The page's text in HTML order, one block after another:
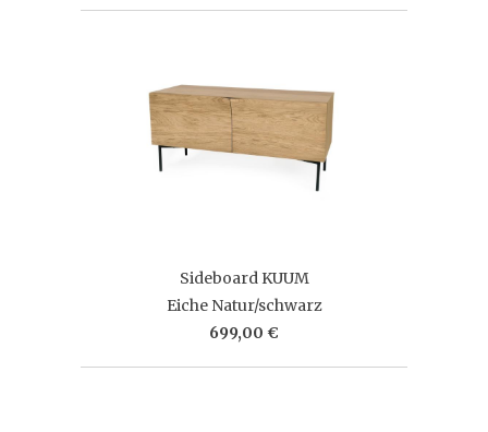
Sideboard KUUM
Eiche Natur/schwarz
699,00 €